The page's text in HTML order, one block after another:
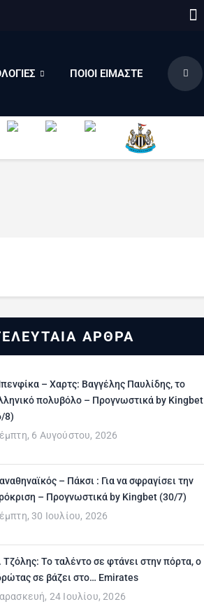
ΠΟΙΟΙ ΕΙΜΑΣΤΕ
ΑΡΘΡΑ
– Χαρτς: Βαγγέλης Παυλίδης, το
πολυβόλο – Προγνωστικά by Kingbet
8)
6 Αυγούστου, 2026
– Πάκσι : Για να σφραγίσει την
– Προγνωστικά by Kingbet (30/7)
30 Ιουλίου, 2026
Τζόλης: Το ταλέντο σε φτάνει στην πόρτα, ο
σε βάζει στο… Emirates
24 Ιουλίου, 2026